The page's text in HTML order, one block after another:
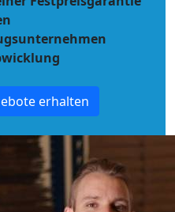
erhalten